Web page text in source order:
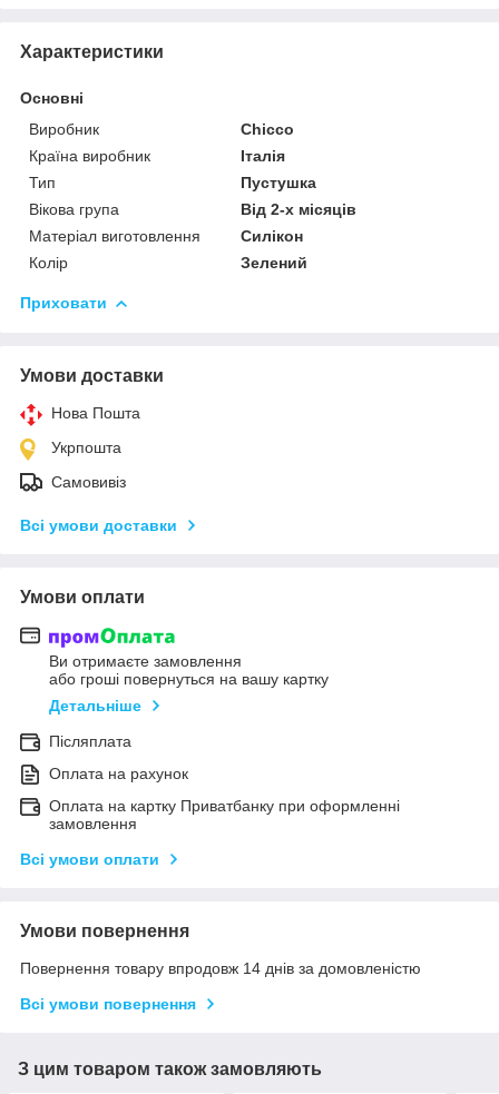
Характеристики
Основні
Виробник
Chicco
Країна виробник
Італія
Тип
Пустушка
Вікова група
Від 2-х місяців
Матеріал виготовлення
Силікон
Колір
Зелений
Приховати
Умови доставки
Нова Пошта
Укрпошта
Самовивіз
Всі умови доставки
Умови оплати
Ви отримаєте замовлення
або гроші повернуться на вашу картку
Детальніше
Післяплата
Оплата на рахунок
Оплата на картку Приватбанку при оформленні
замовлення
Всі умови оплати
Умови повернення
Повернення товару впродовж 14 днів за домовленістю
Всі умови повернення
З цим товаром також замовляють